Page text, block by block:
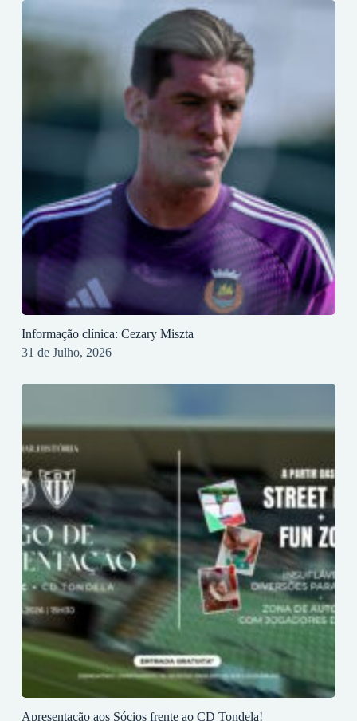
Informação clínica: Cezary Miszta
31 de Julho, 2026
Apresentação aos Sócios frente ao CD Tondela!